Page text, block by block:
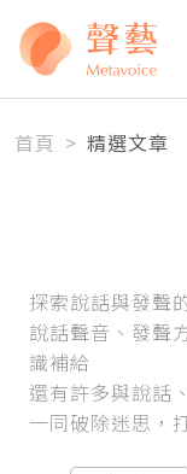
首頁 > 精選文章
探索說話與發聲
說話聲音、發聲
識補給
還有許多與說話
一同破除迷思，